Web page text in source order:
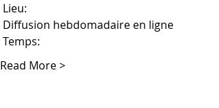
Lieu:
Diffusion hebdomadaire en ligne
Temps:
Read More >